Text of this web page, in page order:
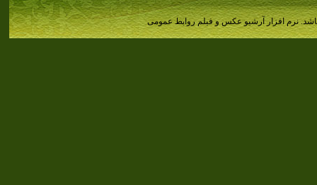
نرم افزار آرشیو عکس و فیلم روابط عمومی